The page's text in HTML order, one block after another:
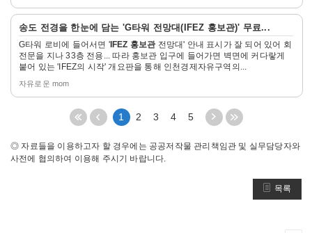
송도 전경을 한눈에 담는 'G타워 전망대( IFEZ 홍보관)' 무료...
G타워 로비에 들어서면 'IFEZ 홍보관전망대' 안내 표시가 잘 되어 있어 회
전문을 지나 33층 전용... 따라 홍보관 입구에 들어가면 벽면에 커다랗게
붙어 있는 'IFEZ의 시작' 개요판을 통해 인천경제자유구역의...
자유로운 mom
자
히
처
음
이
지
이
전
페
이
1 2 3 4 5
다
음
페
끝
페
지
◎ 자료들을 이용하고자 할 경우에는 공공저작물 관리책임관 및 실무담당자와
사전에 협의하여 이용해 주시기 바랍니다.
목록